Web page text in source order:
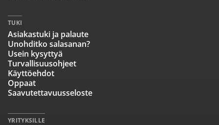
TUKI
Asiakastuki ja palaute
Unohditko salasanan?
Usein kysyttyä
Turvallisuusohjeet
Käyttöehdot
Oppaat
Saavutettavuusseloste
YRITYKSILLE